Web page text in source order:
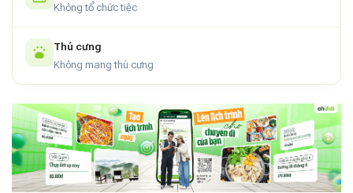
Không tổ chức tiệc
Thú cưng
Không mang thú cưng